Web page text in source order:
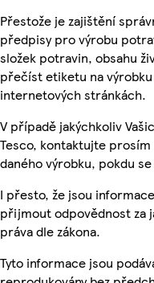
Přestože je zajištění
předpisy pro výrobu
složek potravin, obsahu
přečíst etiketu na
internetových stránkách.
V případě jakýchkoliv
Tesco, kontaktujte prosím
daného výrobku, pokdu
I přesto, že jsou
přijmout odpovědnost za
práva dle zákona.
Tyto informace jsou